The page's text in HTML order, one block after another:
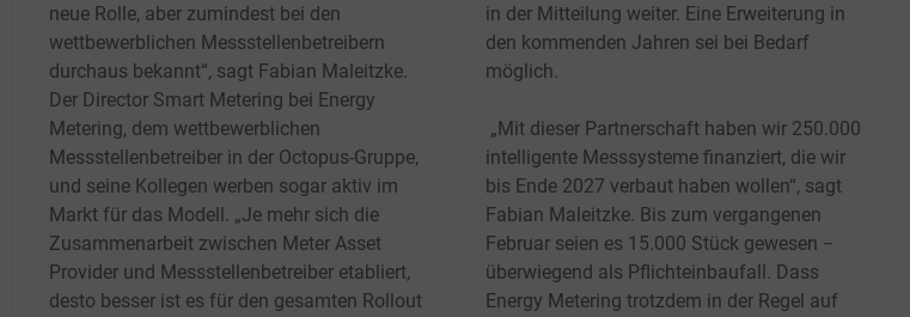
neue Rolle, aber zumindest bei den
wettbewerblichen Messstellenbetreibern
durchaus bekannt“, sagt Fabian Maleitzke.
Der Director Smart Metering bei Energy
Metering, dem wettbewerblichen
Messstellenbetreiber in der Octopus-Gruppe,
und seine Kollegen werben sogar aktiv im
Markt für das Modell. „Je mehr sich die
Zusammenarbeit zwischen Meter Asset
Provider und Messstellenbetreiber etabliert,
desto besser ist es für den gesamten Rollout
in der Mitteilung weiter. Eine Erweiterung in
den kommenden Jahren sei bei Bedarf
möglich.
„Mit dieser Partnerschaft haben wir 250.000
intelligente Messsysteme finanziert, die wir
bis Ende 2027 verbaut haben wollen“, sagt
Fabian Maleitzke. Bis zum vergangenen
Februar seien es 15.000 Stück gewesen −
überwiegend als Pflichteinbaufall. Dass
Energy Metering trotzdem in der Regel auf